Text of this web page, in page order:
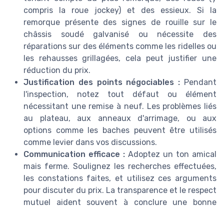
compris la roue jockey) et des essieux. Si la
remorque présente des signes de rouille sur le
châssis soudé galvanisé ou nécessite des
réparations sur des éléments comme les ridelles ou
les rehausses grillagées, cela peut justifier une
réduction du prix.
Justification des points négociables : Pendant
l'inspection, notez tout défaut ou élément
nécessitant une remise à neuf. Les problèmes liés
au plateau, aux anneaux d'arrimage, ou aux
options comme les baches peuvent être utilisés
comme levier dans vos discussions.
Communication efficace : Adoptez un ton amical
mais ferme. Soulignez les recherches effectuées,
les constations faites, et utilisez ces arguments
pour discuter du prix. La transparence et le respect
mutuel aident souvent à conclure une bonne